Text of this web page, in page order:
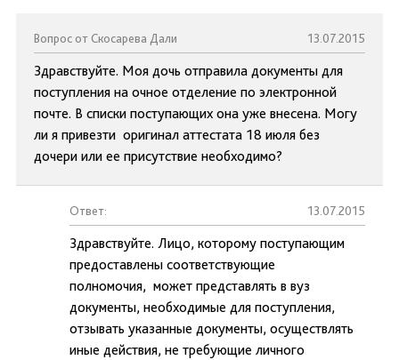
Вопрос от Скосарева Дали 13.07.2015
Здравствуйте. Моя дочь отправила документы для
поступления на очное отделение по электронной
почте. В списки поступающих она уже внесена. Могу
ли я привезти оригинал аттестата 18 июля без
дочери или ее присутствие необходимо?
Ответ: 13.07.2015
Здравствуйте. Лицо, которому поступающим
предоставлены соответствующие
полномочия, может представлять в вуз
документы, необходимые для поступления,
отзывать указанные документы, осуществлять
иные действия, не требующие личного